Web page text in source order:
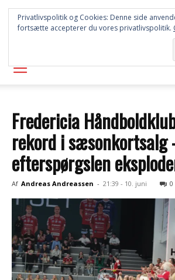
SYD
AVISEN
Fredericia
rekord i sæsonkortsalg
efterspørgslen
Af Andreas Andreassen - 21:39 - 10. juni 0
Privatlivspolitik og Cookies: Denne side
fortsætte accepterer du vores privatlivspolitik.